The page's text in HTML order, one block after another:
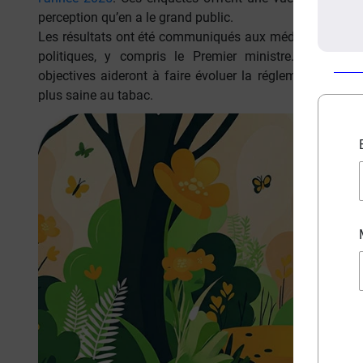
perception qu’en a le grand public.
Les résultats ont été communiqués aux médias ainsi
politiques, y compris le Premier ministre. Nous
objectives aideront à faire évoluer la réglementation et
plus saine au tabac.